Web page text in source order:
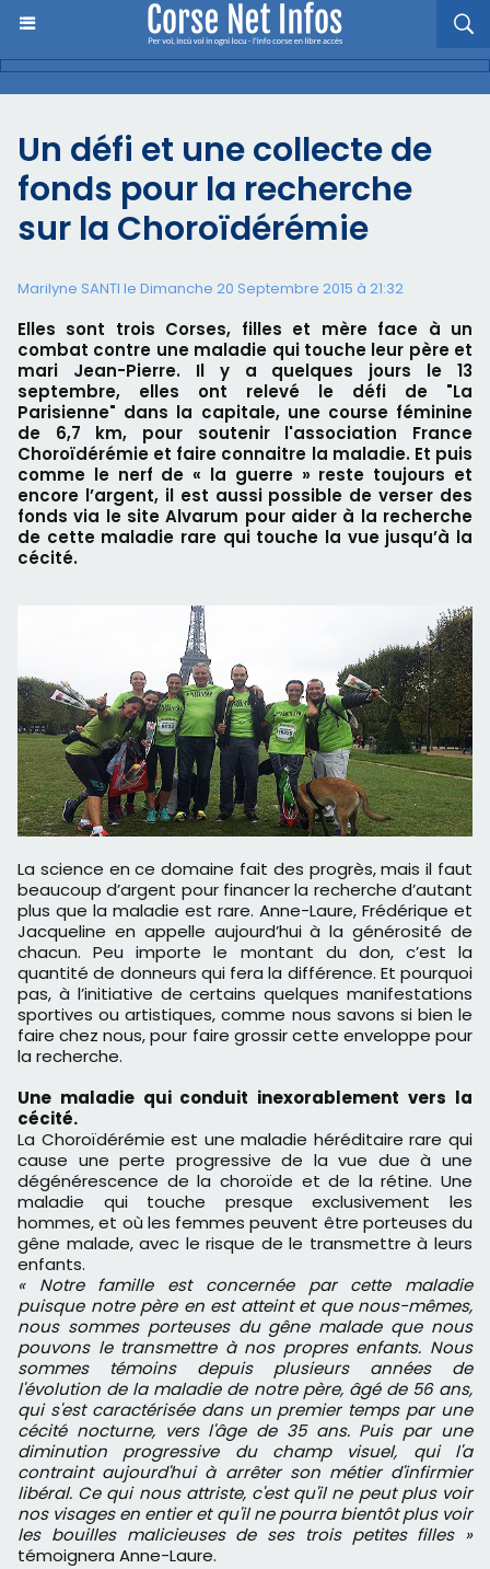
Un défi et une collecte de
fonds pour la recherche
sur la Choroïdérémie
Marilyne SANTI le Dimanche 20 Septembre 2015 à 21:32
Elles sont trois Corses, filles et mère face à un
combat contre une maladie qui touche leur père et
mari Jean-Pierre. Il y a quelques jours le 13
septembre, elles ont relevé le défi de "La
Parisienne" dans la capitale, une course féminine
de 6,7 km, pour soutenir l'association France
Choroïdérémie et faire connaitre la maladie. Et puis
comme le nerf de « la guerre » reste toujours et
encore l’argent, il est aussi possible de verser des
fonds via le site Alvarum pour aider à la recherche
de cette maladie rare qui touche la vue jusqu’à la
cécité.
La science en ce domaine fait des progrès, mais il faut
beaucoup d’argent pour financer la recherche d’autant
plus que la maladie est rare. Anne-Laure, Frédérique et
Jacqueline en appelle aujourd’hui à la générosité de
chacun. Peu importe le montant du don, c’est la
quantité de donneurs qui fera la différence. Et pourquoi
pas, à l’initiative de certains quelques manifestations
sportives ou artistiques, comme nous savons si bien le
faire chez nous, pour faire grossir cette enveloppe pour
la recherche.
Une maladie qui conduit inexorablement vers la
cécité.
La Choroïdérémie est une maladie héréditaire rare qui
cause une perte progressive de la vue due à une
dégénérescence de la choroïde et de la rétine. Une
maladie qui touche presque exclusivement les
hommes, et où les femmes peuvent être porteuses du
gêne malade, avec le risque de le transmettre à leurs
enfants.
« Notre famille est concernée par cette maladie
puisque notre père en est atteint et que nous-mêmes,
nous sommes porteuses du gêne malade que nous
pouvons le transmettre à nos propres enfants. Nous
sommes témoins depuis plusieurs années de
l'évolution de la maladie de notre père, âgé de 56 ans,
qui s'est caractérisée dans un premier temps par une
cécité nocturne, vers l'âge de 35 ans. Puis par une
diminution progressive du champ visuel, qui l'a
contraint aujourd'hui à arrêter son métier d'infirmier
libéral. Ce qui nous attriste, c'est qu'il ne peut plus voir
nos visages en entier et qu'il ne pourra bientôt plus voir
les bouilles malicieuses de ses trois petites filles »
témoignera Anne-Laure.